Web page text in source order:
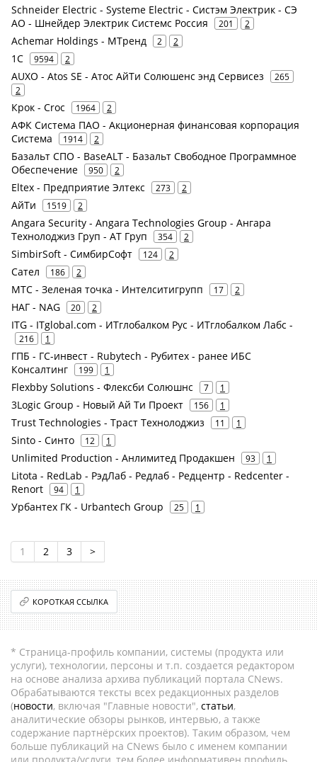
Schneider Electric - Systeme Electric - Систэм Электрик - СЭ
АО - Шнейдер Электрик Системс Россия
201 2
Achemar Holdings - МТренд 2 2
1С 9594 2
AUXO - Atos SE - Атос АйТи Солюшенс энд Сервисез
265
2
Крок - Croc 1964 2
АФК Система ПАО - Акционерная финансовая корпорация
Система
1914 2
Базальт СПО - BaseALT - Базальт Свободное Программное
Обеспечение
950 2
Eltex - Предприятие Элтекс 273 2
АйТи 1519 2
Angara Security - Angara Technologies Group - Ангара
Технолоджиз Груп - АТ Груп
354 2
SimbirSoft - СимбирСофт 124 2
Сател 186 2
МТС - Зеленая точка - Интелситигрупп 17 2
НАГ - NAG 20 2
ITG - ITglobal.com - ИТглобалком Рус - ИТглобалком Лабс -
216 1
ГПБ - ГС-инвест - Rubytech - Рубитех - ранее ИБС
Консалтинг
199 1
Flexbby Solutions - Флексби Солюшнс 7 1
3Logic Group - Новый Ай Ти Проект 156 1
Trust Technologies - Траст Технолоджиз 11 1
Sinto - Синто 12 1
Unlimited Production - Анлимитед Продакшен 93 1
Litota - RedLab - РэдЛаб - Редлаб - Редцентр - Redcenter -
Renort
94 1
Урбантех ГК - Urbantech Group 25 1
1 2 3 >
КОРОТКАЯ ССЫЛКА
* Страница-профиль компании, системы (продукта или
услуги), технологии, персоны и т.п. создается редактором
на основе анализа архива публикаций портала CNews.
Обрабатываются тексты всех редакционных разделов
(новости, включая "Главные новости", статьи,
аналитические обзоры рынков, интервью, а также
содержание партнёрских проектов). Таким образом, чем
больше публикаций на CNews было с именем компании